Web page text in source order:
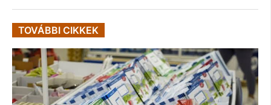
TOVÁBBI CIKKEK